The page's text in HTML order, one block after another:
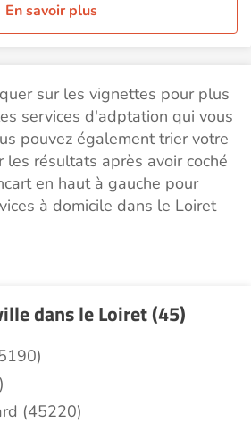
En savoir plus
sur les vignettes pour plus
services d'adptation qui vous
pouvez également trier votre
les résultats après avoir coché
en haut à gauche pour
à domicile dans le Loiret
dans le Loiret (45)
(45220)